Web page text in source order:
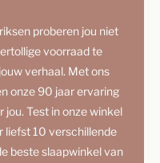
proberen jou niet
voorraad te
verhaal. Met ons
onze 90 jaar ervaring
jou. Test in onze winkel
liefst 10 verschillende
beste slaapwinkel van